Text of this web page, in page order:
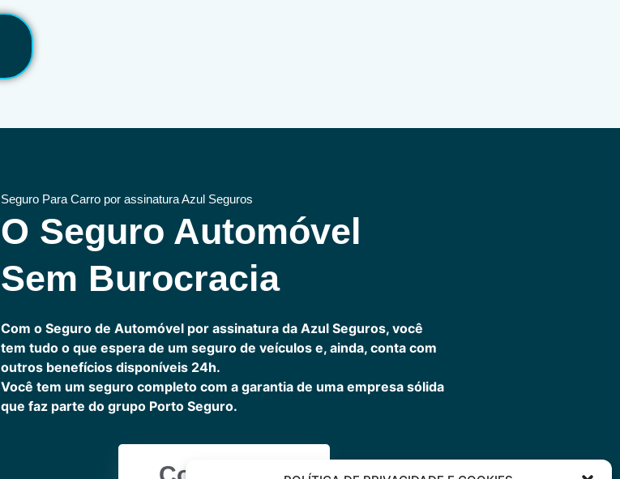
Seguro Para Carro por assinatura Azul Seguros
O Seguro Automóvel
Sem Burocracia
Com o Seguro de Automóvel por assinatura da Azul Seguros, você
tem tudo o que espera de um seguro de veículos e, ainda, conta com
outros benefícios disponíveis 24h.
Você tem um seguro completo com a garantia de uma empresa sólida
que faz parte do grupo Porto Seguro.